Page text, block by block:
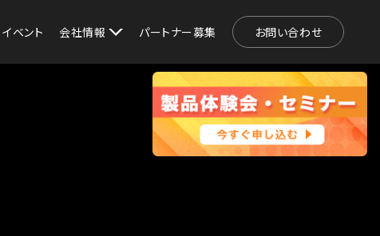
イベント 会社情報 パートナー募集 お問い合わせ